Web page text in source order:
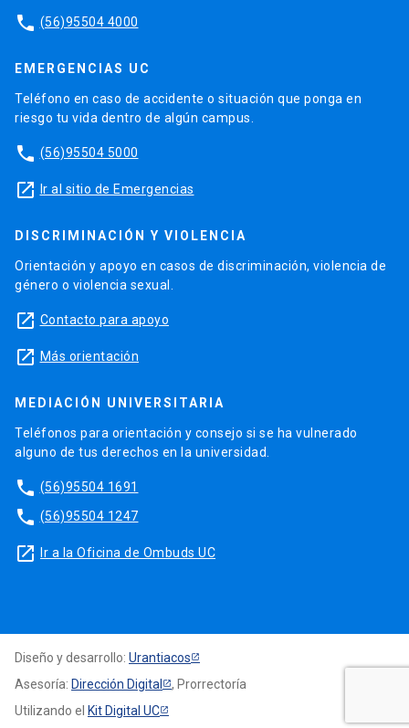
phone (56)95504 4000
EMERGENCIAS UC
Teléfono en caso de accidente o situación que ponga en
riesgo tu vida dentro de algún campus.
phone (56)95504 5000
launch Ir al sitio de Emergencias
DISCRIMINACIÓN Y VIOLENCIA
Orientación y apoyo en casos de discriminación, violencia de
género o violencia sexual.
launch Contacto para apoyo
launch Más orientación
MEDIACIÓN UNIVERSITARIA
Teléfonos para orientación y consejo si se ha vulnerado
alguno de tus derechos en la universidad.
phone (56)95504 1691
phone (56)95504 1247
launch Ir a la Oficina de Ombuds UC
Diseño y desarrollo: Urantiacos
Asesoría: Dirección Digital
, Prorrectoría
Utilizando el Kit Digital UC